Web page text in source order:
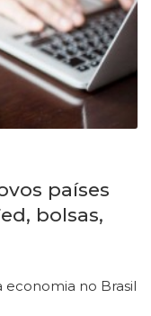
países
bolsas,
economia no Brasil